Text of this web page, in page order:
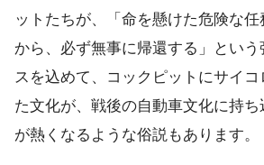
ットたちが、「命を懸けた危険な任
から、必ず無事に帰還する」という
スを込めて、コックピットにサイ
た文化が、戦後の自動車文化に持
が熱くなるような俗説もあります。